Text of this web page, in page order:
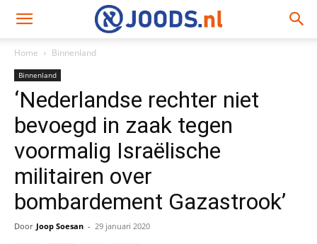
Home Binnenland
Binnenland
‘Nederlandse rechter niet
bevoegd in zaak tegen
voormalig Israëlische
militairen over
bombardement Gazastrook’
Door Joop Soesan - 29 januari 2020